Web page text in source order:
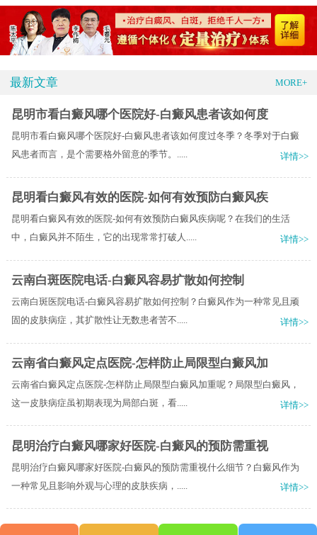
最新文章 MORE+
昆明市看白癜风哪个医院好-白癜风患者该如何度
昆明市看白癜风哪个医院好-白癜风患者该如何度过冬季？冬季对于白癜
风患者而言，是个需要格外留意的季节。.....
详情>>
昆明看白癜风有效的医院-如何有效预防白癜风疾
昆明看白癜风有效的医院-如何有效预防白癜风疾病呢？在我们的生活
中，白癜风并不陌生，它的出现常常打破人.....
详情>>
云南白斑医院电话-白癜风容易扩散如何控制
云南白斑医院电话-白癜风容易扩散如何控制？白癜风作为一种常见且顽
固的皮肤病症，其扩散性让无数患者苦不.....
详情>>
云南省白癜风定点医院-怎样防止局限型白癜风加
云南省白癜风定点医院-怎样防止局限型白癜风加重呢？局限型白癜风，
这一皮肤病症虽初期表现为局部白斑，看.....
详情>>
昆明治疗白癜风哪家好医院-白癜风的预防需重视
昆明治疗白癜风哪家好医院-白癜风的预防需重视什么细节？白癜风作为
一种常见且影响外观与心理的皮肤疾病，.....
详情>>